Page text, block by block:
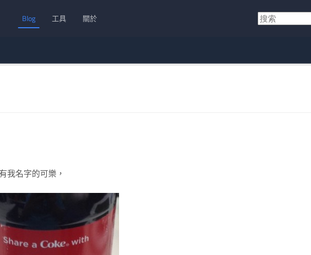
Blog 工具 關於
我名字的可樂，